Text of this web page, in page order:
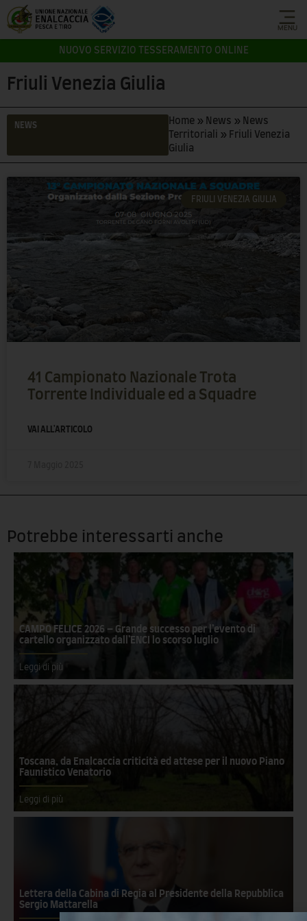
MENU
NUOVO SERVIZIO TESSERAMENTO ONLINE
Friuli Venezia Giulia
NEWS Home» News » News
Territoriali
» Friuli Venezia
Giulia
FRIULI VENEZIA GIULIA
41 Campionato Nazionale Trota
Torrente Individuale ed a Squadre
VAI ALL'ARTICOLO
Potrebbe interessarti anche
CAMPO FELICE 2026 – Grande successo per l’evento di
cartello organizzato dall’ENCI lo scorso luglio
Leggi di più
Toscana, da Enalcaccia criticità ed attese per il nuovo Piano
Faunistico Venatorio
Leggi di più
Lettera della Cabina di Regia al Presidente della Repubblica
Sergio Mattarella